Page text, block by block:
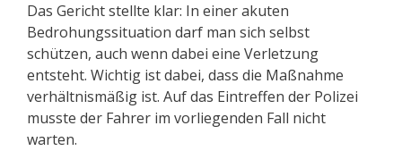
Das Gericht stellte klar: In einer akuten
Bedrohungssituation darf man sich selbst
schützen, auch wenn dabei eine Verletzung
entsteht. Wichtig ist dabei, dass die Maßnahme
verhältnismäßig ist. Auf das Eintreffen der Polizei
musste der Fahrer im vorliegenden Fall nicht
warten.